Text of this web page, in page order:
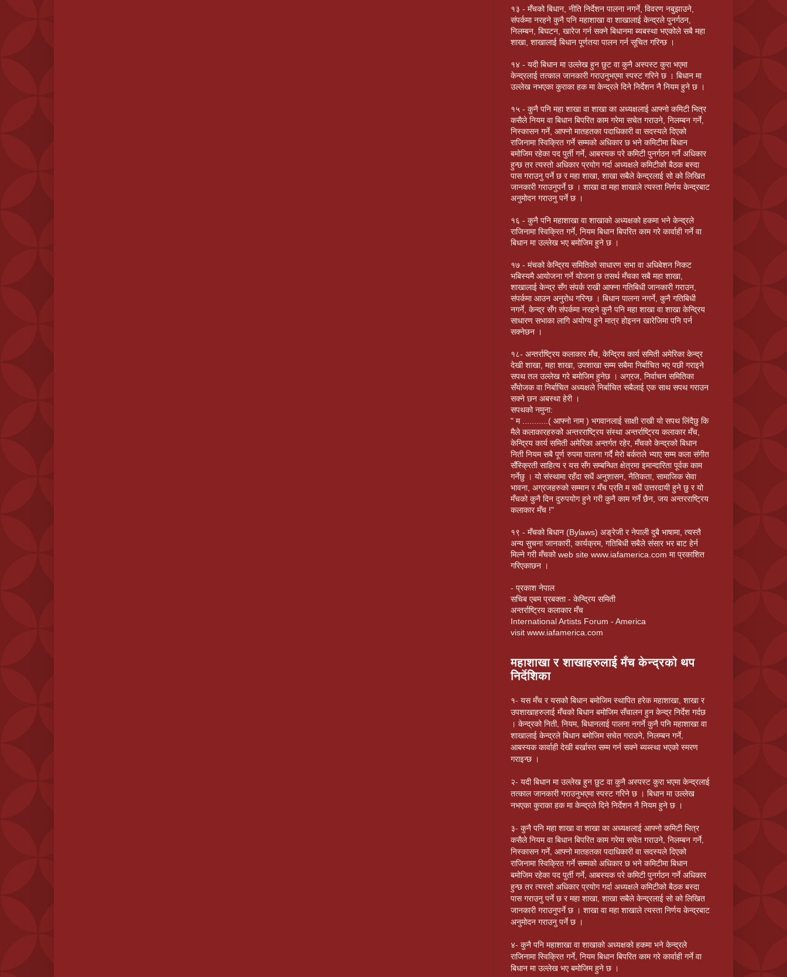
१३ - मँचको बिधान, नीति निर्देशन पालना नगर्ने, विवरण नबुझाउने,
संपर्कमा नरहने कुनै पनि महाशाखा वा शाखालाई केन्द्रले पुनर्गठन,
निलम्बन, बिघटन, खारेज गर्न सक्ने बिधानमा ब्यबस्था भएकोले सबै महा
शाखा, शाखालाई बिधान पूर्णतया पालन गर्न सूचित गरिन्छ ।
१४ - यदी बिधान मा उल्लेख हुन छुट वा कुनै अस्पस्ट कुरा भएमा
केन्द्रलाई तत्काल जानकारी गराउनुभएमा स्पस्ट गरिने छ । बिधान मा
उल्लेख नभएका कुराका हक मा केन्द्रले दिने निर्देशन नै नियम हुने छ ।
१५ - कुनै पनि महा शाखा वा शाखा का अध्यक्षलाई आफ्नो कमिटी भित्र
कसैले नियम वा बिधान बिपरित काम गरेमा सचेत गराउने, निलम्बन गर्ने,
निस्कासन गर्ने, आफ्नो मातहतका पदाधिकारी वा सदस्यले दिएको
राजिनामा स्विक्रित गर्ने सम्मको अधिकार छ भने कमिटीमा बिधान
बमोजिम रहेका पद पुर्ती गर्ने, आबस्यक परे कमिटी पुनर्गठन गर्ने अधिकार
हुन्छ तर त्यस्तो अधिकार प्रयोग गर्दा अध्यक्षले कमिटीको बैठक बस्दा
पास गराउनु पर्ने छ र महा शाखा, शाखा सबैले केन्द्रलाई सो को लिखित
जानकारी गराउनुपर्ने छ । शाखा वा महा शाखाले त्यस्ता निर्णय केन्द्रबाट
अनुमोदन गराउनु पर्ने छ ।
१६ - कुनै पनि महाशाखा वा शाखाको अध्यक्षको हकमा भने केन्द्रले
राजिनामा स्विक्रित गर्ने, नियम बिधान बिपरित काम गरे कार्वाही गर्ने वा
बिधान मा उल्लेख भए बमोजिम हुने छ ।
१७ - मंचको केन्द्रिय समितिको साधारण सभा वा अधिबेशन निकट
भबिस्यमै आयोजना गर्ने योजना छ तसर्थ मँचका सबै महा शाखा,
शाखालाई केन्द्र सँग संपर्क राखी आफ्ना गतिबिधी जानकारी गराउन,
संपर्कमा आउन अनुरोध गरिन्छ । बिधान पालना नगर्ने, कुनै गतिबिधी
नगर्ने, केन्द्र सँग संपर्कमा नरहने कुनै पनि महा शाखा वा शाखा केन्द्रिय
साधारण सभाका लागि अयोग्य हुने मात्र होइनन खारेजिमा पनि पर्न
सक्नेछन ।
१८- अन्तर्राष्ट्रिय कलाकार मँच, केन्द्रिय कार्य समिती अमेरिका केन्द्र
देखी शाखा, महा शाखा, उपशाखा सम्म सबैमा निर्बाचित भए पछी गराइने
सपथ तल उल्लेख गरे बमोजिम हुनेछ । अग्रज, निर्वाचन समितिका
सँयोजक वा निर्बाचित अध्यक्षले निर्बाचित सबैलाई एक साथ सपथ गराउन
सक्ने छन अबस्था हेरी ।
सपथको नमुना:
" म ...........( आफ्नो नाम ) भगवानलाई साक्षी राखी यो सपथ लिंदैछु कि
मैले कलाकारहरुको अन्तरराष्ट्रिय संस्था अन्तर्राष्ट्रिय कलाकार मँच,
केन्द्रिय कार्य समिती अमेरिका अन्तर्गत रहेर, मँचको केन्द्रको बिधान
निती नियम सबै पूर्ण रुपमा पालना गर्दै मेरो बर्कतले भ्याए सम्म कला संगीत
सँस्क्रिती साहित्य र यस सँग सम्बन्धित क्षेत्रमा इमान्दारिता पूर्वक काम
गर्नेछु । यो संस्थामा रहँदा सधैं अनुशासन, नैतिकता, सामाजिक सेवा
भावना, अग्रजहरुको सम्मान र मँच प्रति म सधैं उत्तरदायी हुने छु र यो
मँचको कुनै दिन दुरुपयोग हुने गरी कुनै काम गर्ने छैन, जय अन्तरराष्ट्रिय
कलाकार मँच !"
१९ - मँचको बिधान (Bylaws) अङ्रेजी र नेपाली दुबै भाषामा, त्यस्तै
अन्य सुचना जानकारी, कार्यक्रम, गतिबिधी सबैले संसार भर बाट हेर्न
मिल्ने गरी मँचको web site www.iafamerica.com मा प्रकाशित
गरिएकाछन ।
- प्रकाश नेपाल
सचिब एबम प्रबक्ता - केन्द्रिय समिती
अन्तर्राष्ट्रिय कलाकार मँच
International Artists Forum - America
visit www.iafamerica.com
महाशाखा र शाखाहरुलाई मँच केन्द्रको थप
निर्देशिका
१- यस मँच र यसको बिधान बमोजिम स्थापित हरेक महाशाखा, शाखा र
उपशाखाहरुलाई मँचको बिधान बमोजिम सँचालन हुन केन्द्र निर्देश गर्दछ
। केन्द्रको निती, नियम, बिधानलाई पालना नगर्ने कुनै पनि महाशाखा वा
शाखालाई केन्द्रले बिधान बमोजिम सचेत गराउने, निलम्बन गर्ने,
आबस्यक कार्वाही देखी बर्खास्त सम्म गर्न सक्ने ब्यब्स्था भएको स्मरण
गराइन्छ ।
२- यदी बिधान मा उल्लेख हुन छुट वा कुनै अस्पस्ट कुरा भएमा केन्द्रलाई
तत्काल जानकारी गराउनुभएमा स्पस्ट गरिने छ । बिधान मा उल्लेख
नभएका कुराका हक मा केन्द्रले दिने निर्देशन नै नियम हुने छ ।
३- कुनै पनि महा शाखा वा शाखा का अध्यक्षलाई आफ्नो कमिटी भित्र
कसैले नियम वा बिधान बिपरित काम गरेमा सचेत गराउने, निलम्बन गर्ने,
निस्कासन गर्ने, आफ्नो मातहतका पदाधिकारी वा सदस्यले दिएको
राजिनामा स्विक्रित गर्ने सम्मको अधिकार छ भने कमिटीमा बिधान
बमोजिम रहेका पद पुर्ती गर्ने, आबस्यक परे कमिटी पुनर्गठन गर्ने अधिकार
हुन्छ तर त्यस्तो अधिकार प्रयोग गर्दा अध्यक्षले कमिटीको बैठक बस्दा
पास गराउनु पर्ने छ र महा शाखा, शाखा सबैले केन्द्रलाई सो को लिखित
जानकारी गराउनुपर्ने छ । शाखा वा महा शाखाले त्यस्ता निर्णय केन्द्रबाट
अनुमोदन गराउनु पर्ने छ ।
४- कुनै पनि महाशाखा वा शाखाको अध्यक्षको हकमा भने केन्द्रले
राजिनामा स्विक्रित गर्ने, नियम बिधान बिपरित काम गरे कार्वाही गर्ने वा
बिधान मा उल्लेख भए बमोजिम हुने छ ।